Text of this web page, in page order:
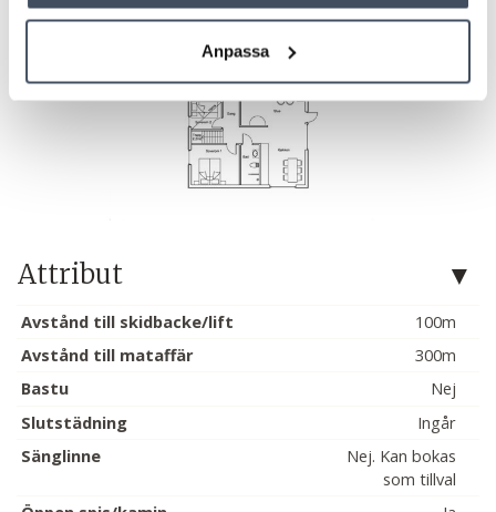
Anpassa
Attribut
Avstånd till skidbacke/lift
100m
Avstånd till mataffär
300m
Bastu
Nej
Slutstädning
Ingår
Sänglinne
Nej. Kan bokas
som tillval